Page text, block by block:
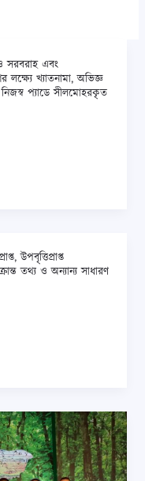
সরবরাহ এবং
খ্যাতনামা, অভিজ্ঞ
নিজস্ব প্যাডে সীলমোহরকৃত
উপবৃত্তিপ্রাপ্ত
তথ্য ও অন্যান্য সাধারণ